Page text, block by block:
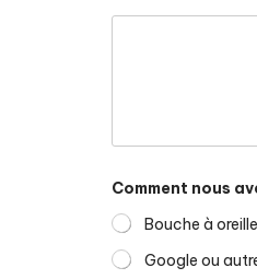
Comment nous
Bouche à oreille
Google ou